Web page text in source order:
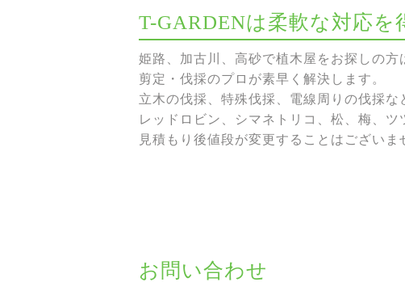
T-GARDENは柔軟な対応を
姫路、加古川、高砂で植木屋をお探しの方
剪定・伐採のプロが素早く解決します。
立木の伐採、特殊伐採、電線周りの伐採
レッドロビン、シマネトリコ、松、梅、
見積もり後値段が変更することはございま
お問い合わせ